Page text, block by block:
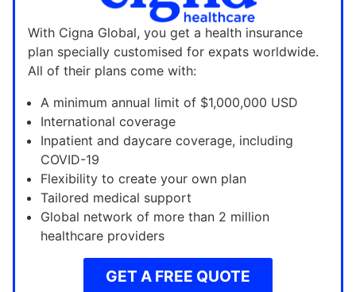
With Cigna Global, you get a health insurance
plan specially customised for expats worldwide.
All of their plans come with:
A minimum annual limit of $1,000,000 USD
International coverage
Inpatient and daycare coverage, including
COVID-19
Flexibility to create your own plan
Tailored medical support
Global network of more than 2 million
healthcare providers
GET A FREE QUOTE